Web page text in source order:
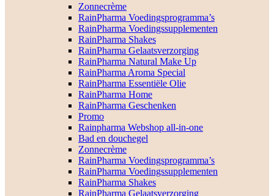
Zonnecrème
RainPharma Voedingsprogramma’s
RainPharma Voedingssupplementen
RainPharma Shakes
RainPharma Gelaatsverzorging
RainPharma Natural Make Up
RainPharma Aroma Special
RainPharma Essentiële Olie
RainPharma Home
RainPharma Geschenken
Promo
Rainpharma Webshop all-in-one
Bad en douchegel
Zonnecrème
RainPharma Voedingsprogramma’s
RainPharma Voedingssupplementen
RainPharma Shakes
RainPharma Gelaatsverzorging